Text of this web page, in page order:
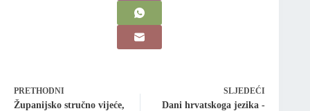
PRETHODNI
Županijsko stručno vijeće,
SLJEDEĆI
Dani hrvatskoga jezika -